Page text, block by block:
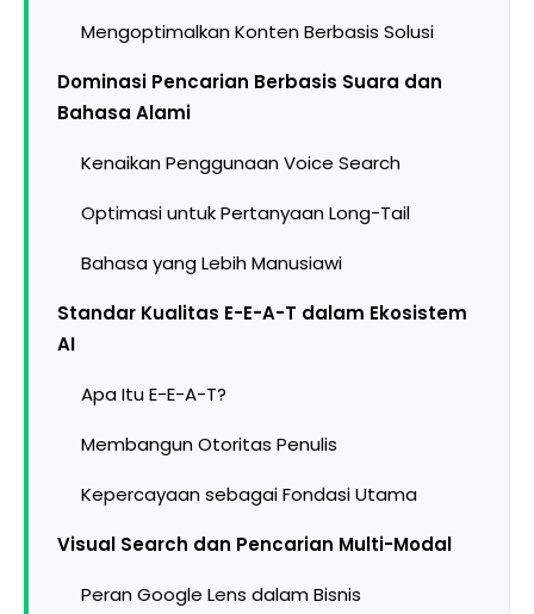
Mengoptimalkan Konten Berbasis Solusi
Dominasi Pencarian Berbasis Suara dan
Bahasa Alami
Kenaikan Penggunaan Voice Search
Optimasi untuk Pertanyaan Long-Tail
Bahasa yang Lebih Manusiawi
Standar Kualitas E-E-A-T dalam Ekosistem
AI
Apa Itu E-E-A-T?
Membangun Otoritas Penulis
Kepercayaan sebagai Fondasi Utama
Visual Search dan Pencarian Multi-Modal
Peran Google Lens dalam Bisnis